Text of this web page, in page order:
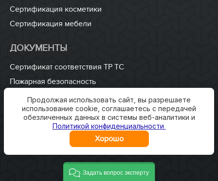
Сертификация косметики
Сертификация мебели
ДОКУМЕНТЫ
Сертификат соответствия ТР ТС
Пожарная безопасность
ISO 9001
Разработка технических условий
Разработка паспорта безопасности
Продолжая использовать сайт, вы разрешаете
использование cookie, соглашаетесь с передачей
обезличенных данных в системы веб-аналитики и
Политикой конфиденциальности
Хорошо
Задать вопрос эксперту